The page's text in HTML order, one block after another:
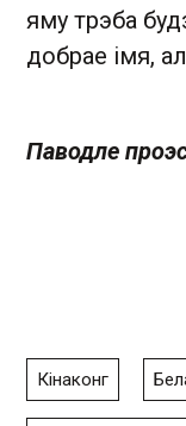
яму трэба
добрае імя,
Паводле
Кінаконг